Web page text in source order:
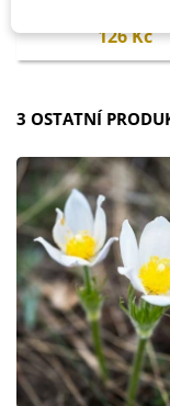
126 Kč
3 OSTATNÍ